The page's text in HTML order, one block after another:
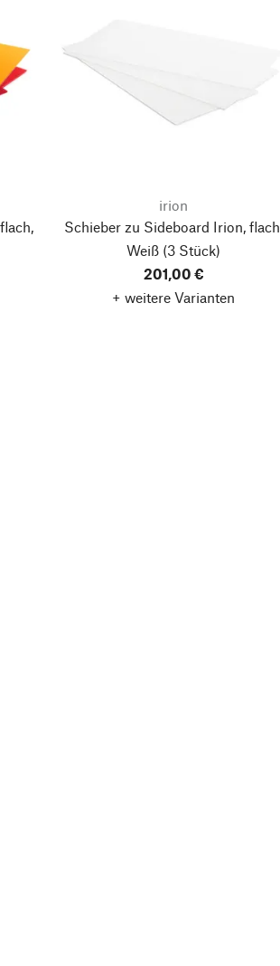
irion
Schieber zu Sideboard Irion, flach,
Weiß (3 Stück)
201,00 €
+ weitere Varianten